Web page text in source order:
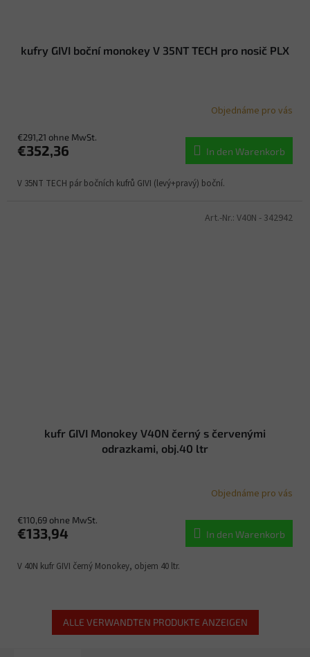
kufry GIVI boční monokey V 35NT TECH pro nosič PLX
Objednáme pro vás
€291,21 ohne MwSt.
€352,36 In den Warenkorb
V 35NT TECH pár bočních kufrů GIVI (levý+pravý) boční.
kufr GIVI Monokey V40N černý s červenými
odrazkami, obj.40 ltr
Objednáme pro vás
€110,69 ohne MwSt.
€133,94 In den Warenkorb
V 40N kufr GIVI černý Monokey, objem 40 ltr.
Art.-Nr.: V40N - 342942
ALLE VERWANDTEN PRODUKTE ANZEIGEN